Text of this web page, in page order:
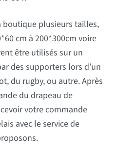
boutique plusieurs tailles,
cm à 200*300cm voire
être utilisés sur un
des supporters lors d’un
du rugby, ou autre. Après
du drapeau de
votre commande
avec le service de